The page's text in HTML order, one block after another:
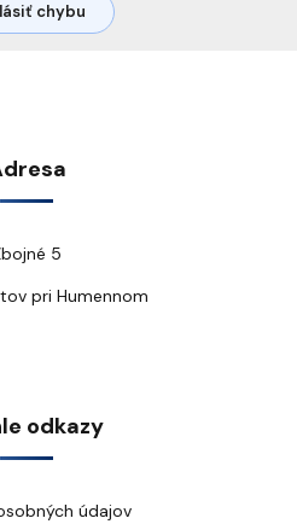
chybu
5
pri Humennom
odkazy
údajov